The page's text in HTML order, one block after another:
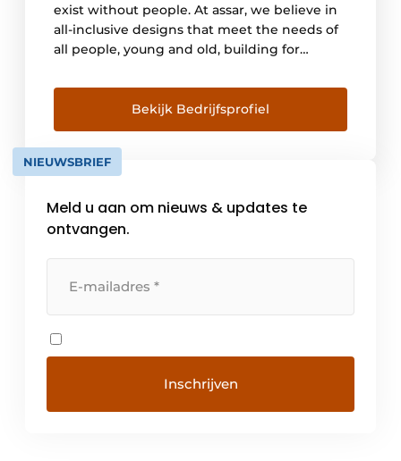
exist without people. At assar, we believe in
all-inclusive designs that meet the needs of
all people, young and old, building for
architecture that is inspirational and
evolutive, enabling easy movement and
access for every type of user. co-creating
inclusion Designing places and […]
Bekijk Bedrijfsprofiel
NIEUWSBRIEF
Meld u aan om nieuws & updates te
ontvangen.